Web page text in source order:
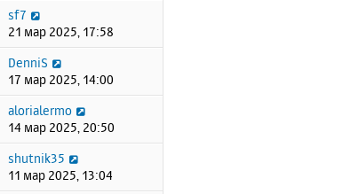
sf7
21 мар 2025, 17:58
DenniS
17 мар 2025, 14:00
alorialermo
14 мар 2025, 20:50
shutnik35
11 мар 2025, 13:04